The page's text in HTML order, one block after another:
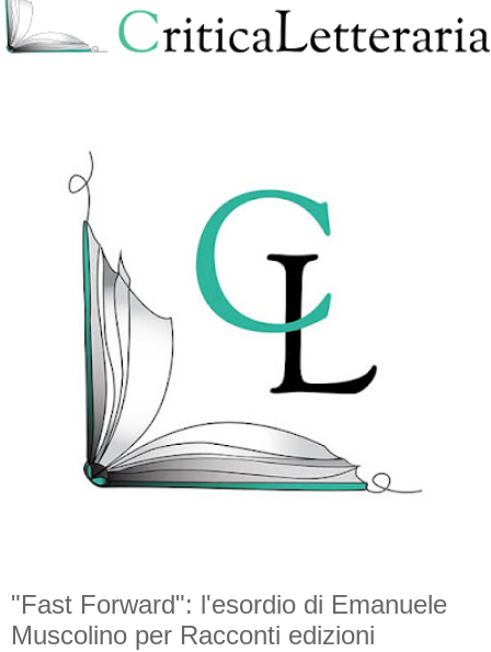
"Fast Forward": l'esordio di Emanuele
Muscolino per Racconti edizioni